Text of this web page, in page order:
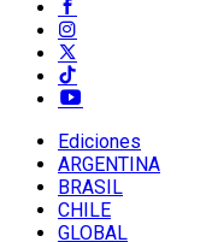
Ediciones
ARGENTINA
BRASIL
CHILE
GLOBAL